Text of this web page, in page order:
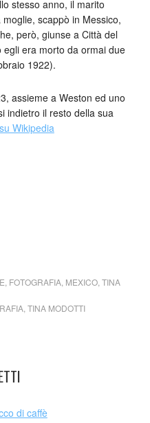
stesso anno, il marito
scappò in Messico,
però, giunse a Città del
era morto da ormai due
1922).
assieme a Weston ed uno
indietro il resto della sua
Wikipedia
FOTOGRAFIA, MEXICO, TINA
, TINA MODOTTI
di caffè